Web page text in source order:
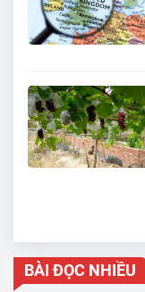
BÀI ĐỌC NHIỀU